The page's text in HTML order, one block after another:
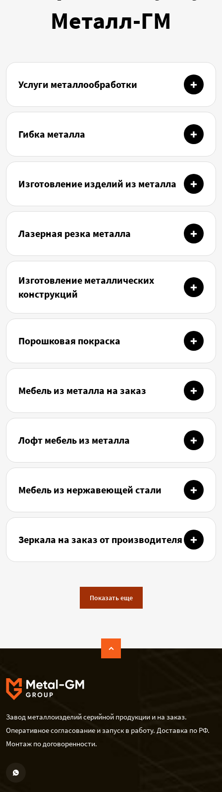
Металл-ГМ
Услуги металлообработки
Гибка металла
Изготовление изделий из металла
Лазерная резка металла
Изготовление металлических
конструкций
Порошковая покраска
Мебель из металла на заказ
Лофт мебель из металла
Мебель из нержавеющей стали
Зеркала на заказ от производителя
Показать еще
Завод металлоизделий серийной продукции и на заказ.
Оперативное согласование и запуск в работу. Доставка по РФ.
Монтаж по договоренности.